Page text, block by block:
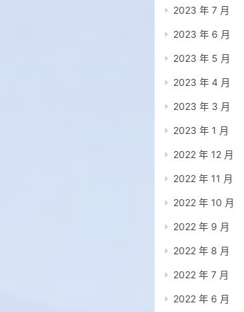
2023 年 7 月
2023 年 6 月
2023 年 5 月
2023 年 4 月
2023 年 3 月
2023 年 1 月
2022 年 12 月
2022 年 11 月
2022 年 10 月
2022 年 9 月
2022 年 8 月
2022 年 7 月
2022 年 6 月